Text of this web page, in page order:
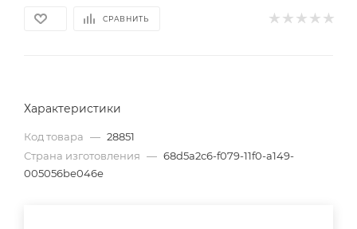
СРАВНИТЬ
Характеристики
Код товара — 28851
Страна изготовления — 68d5a2c6-f079-11f0-a149-
005056be046e